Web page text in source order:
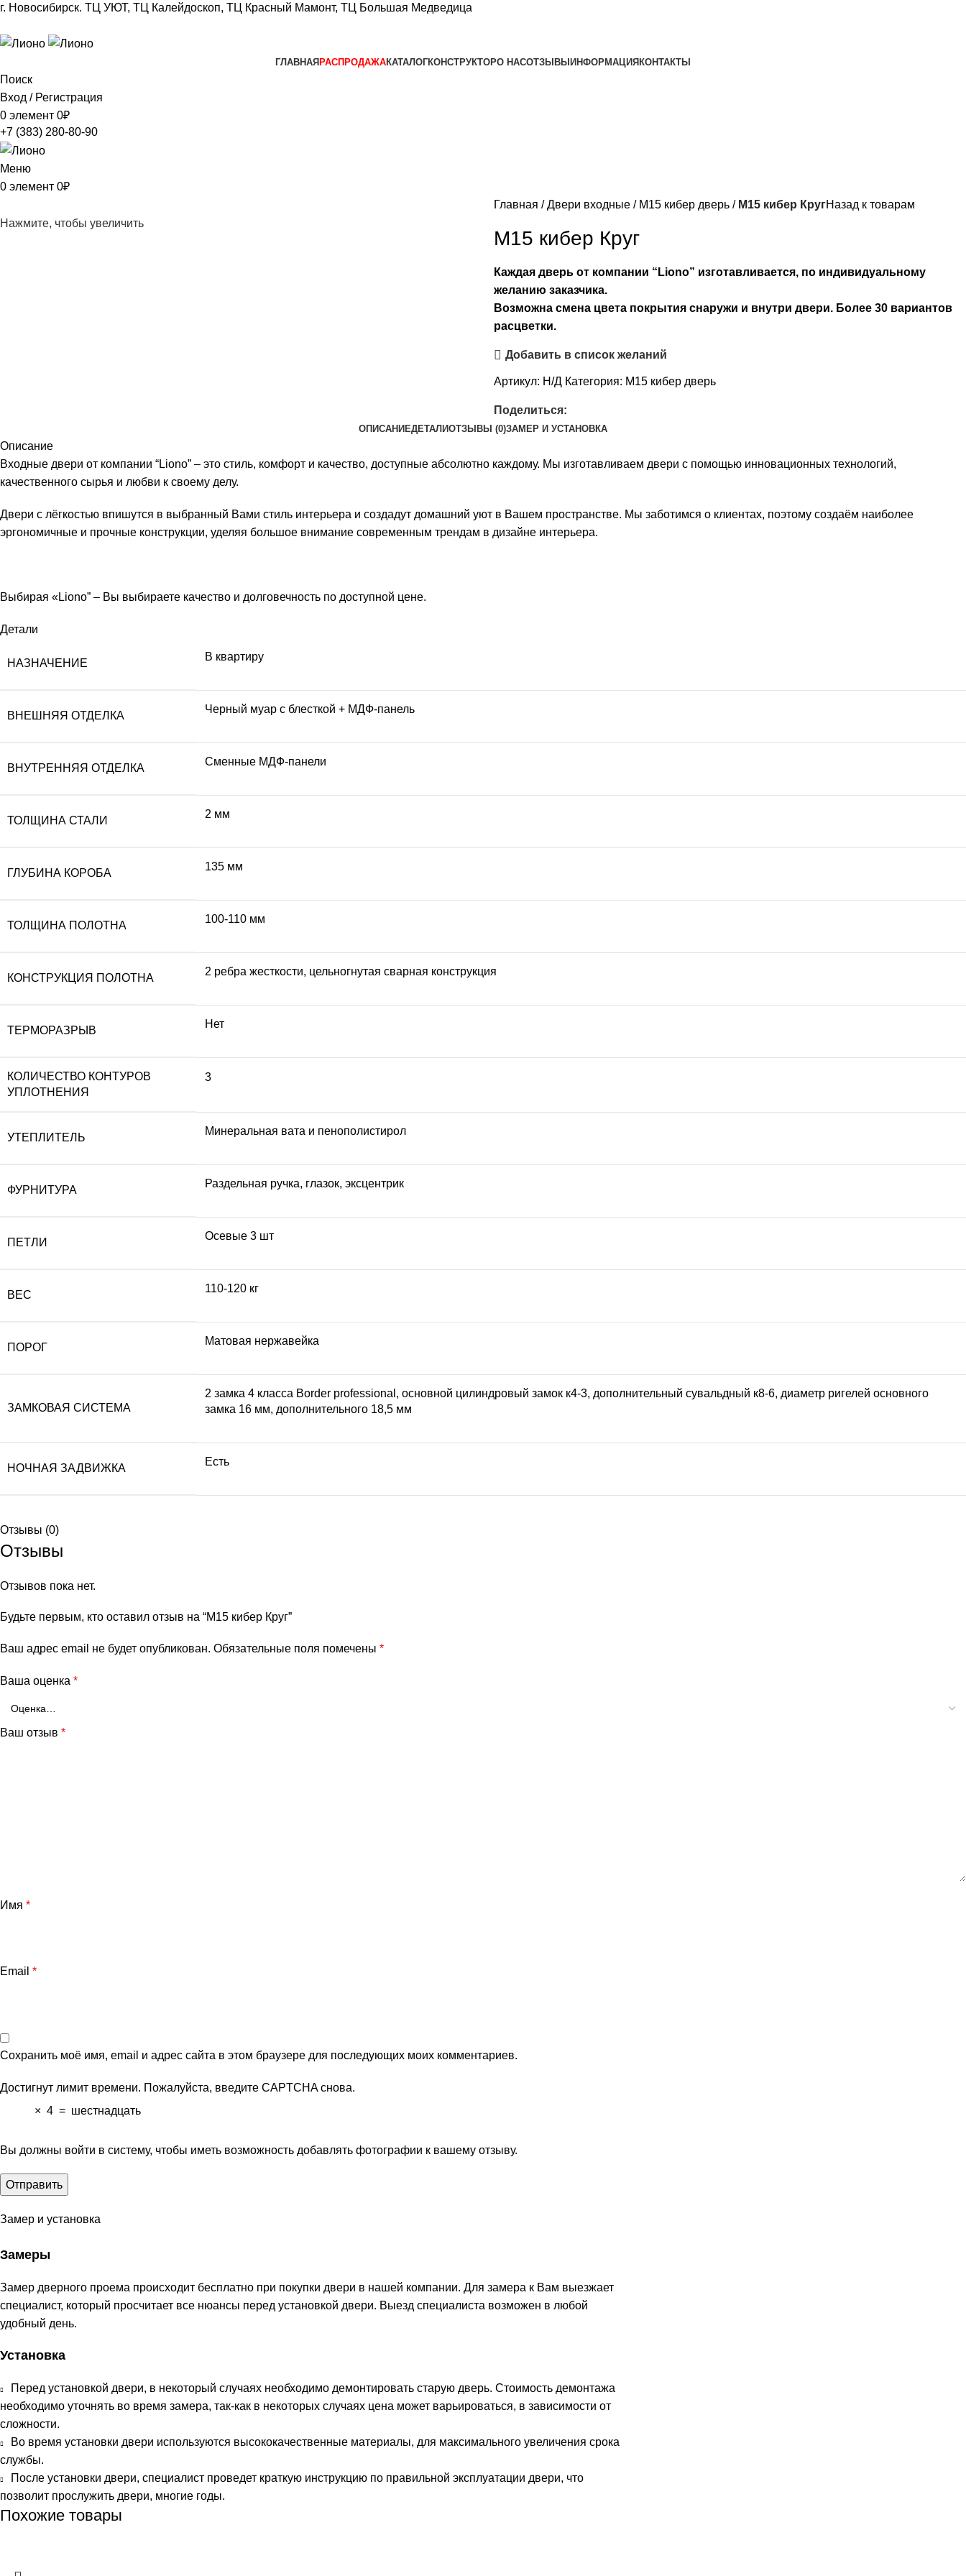
г. Новосибирск. ТЦ УЮТ, ТЦ Калейдоскоп, ТЦ Красный Мамонт, ТЦ Большая Медведица​
ГЛАВНАЯ РАСПРОДАЖАКАТАЛОГКОНСТРУКТОРО НАСОТЗЫВЫ ИНФОРМАЦИЯ КОНТАКТЫ
Поиск
Вход / Регистрация
0 элемент 0₽
+7 (383) 280-80-90
Меню
0 элемент 0₽
Нажмите, чтобы увеличить
Главная Двери входные М15 кибер дверь М15 кибер КругНазад к товарам
М15 кибер Круг
Каждая дверь от компании “Liono” изготавливается, по индивидуальному
желанию заказчика.
Возможна смена цвета покрытия снаружи и внутри двери. Более 30 вариантов
расцветки.
Добавить в список желаний
Артикул: Н/Д Категория: М15 кибер дверь
Поделиться:
ОПИСАНИЕДЕТАЛИОТЗЫВЫ (0)ЗАМЕР И УСТАНОВКА
Описание
Входные двери от компании “Liono” – это стиль, комфорт и качество, доступные абсолютно каждому. Мы изготавливаем двери с помощью инновационных технологий,
качественного сырья и любви к своему делу.
Двери с лёгкостью впишутся в выбранный Вами стиль интерьера и создадут домашний уют в Вашем пространстве. Мы заботимся о клиентах, поэтому создаём наиболее
эргономичные и прочные конструкции, уделяя большое внимание современным трендам в дизайне интерьера.
Выбирая «Liono” – Вы выбираете качество и долговечность по доступной цене.
Детали
НАЗНАЧЕНИЕ
В квартиру
ВНЕШНЯЯ ОТДЕЛКА
Черный муар с блесткой + МДФ-панель
ВНУТРЕННЯЯ ОТДЕЛКА
Сменные МДФ-панели
ТОЛЩИНА СТАЛИ
2 мм
ГЛУБИНА КОРОБА
135 мм
ТОЛЩИНА ПОЛОТНА
100-110 мм
КОНСТРУКЦИЯ ПОЛОТНА
2 ребра жесткости, цельногнутая сварная конструкция
ТЕРМОРАЗРЫВ
Нет
КОЛИЧЕСТВО КОНТУРОВ
УПЛОТНЕНИЯ
3
УТЕПЛИТЕЛЬ
Минеральная вата и пенополистирол
ФУРНИТУРА
Раздельная ручка, глазок, эксцентрик
ПЕТЛИ
Осевые 3 шт
ВЕС
110-120 кг
ПОРОГ
Матовая нержавейка
ЗАМКОВАЯ СИСТЕМА
2 замка 4 класса Border professional, основной цилиндровый замок к4-3, дополнительный сувальдный к8-6, диаметр ригелей основного
замка 16 мм, дополнительного 18,5 мм
НОЧНАЯ ЗАДВИЖКА
Есть
Отзывы (0)
Отзывы
Отзывов пока нет.
Будьте первым, кто оставил отзыв на “М15 кибер Круг”
Ваш адрес email не будет опубликован. Обязательные поля помечены *
Ваша оценка *
Ваш отзыв *
Имя *
Email *
Сохранить моё имя, email и адрес сайта в этом браузере для последующих моих комментариев.
Достигнут лимит времени. Пожалуйста, введите CAPTCHA снова.
× 4 = шестнадцать
Вы должны войти в систему, чтобы иметь возможность добавлять фотографии к вашему отзыву.
Замер и установка
Замеры
Замер дверного проема происходит бесплатно при покупки двери в нашей компании. Для замера к Вам выезжает
специалист, который просчитает все нюансы перед установкой двери. Выезд специалиста возможен в любой
удобный день.
Установка
Перед установкой двери, в некоторый случаях необходимо демонтировать старую дверь. Стоимость демонтажа
необходимо уточнять во время замера, так-как в некоторых случаях цена может варьироваться, в зависимости от
сложности.
Во время установки двери используются высококачественные материалы, для максимального увеличения срока
службы.
После установки двери, специалист проведет краткую инструкцию по правильной эксплуатации двери, что
позволит прослужить двери, многие годы.
Похожие товары